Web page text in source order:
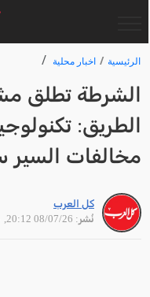
الرئيسية اخبار محلية
الشرطة تطلق
الطريق:
مخالفات السير
كل العرب
نُشر: 08/07/26 20:12
,